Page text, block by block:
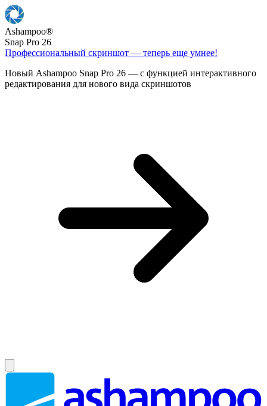
Ashampoo®
Snap Pro 26
Профессиональный скриншот — теперь еще умнее!
Новый Ashampoo Snap Pro 26 — с функцией интерактивного
редактирования для нового вида скриншотов